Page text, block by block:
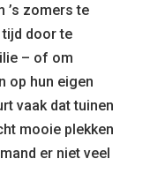
’s zomers te
tijd door te
– of om
op hun eigen
vaak dat tuinen
mooie plekken
er niet veel